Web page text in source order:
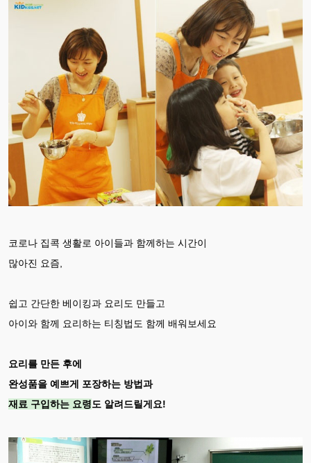
코로나 집콕 생활로 아이들과 함께하는 시간이
많아진 요즘,
쉽고 간단한 베이킹과 요리도 만들고
아이와 함께 요리하는 티칭법도 함께 배워보세요
요리를 만든 후에
완성품을 예쁘게 포장하는 방법과
재료 구입하는 요령도 알려드릴게요!